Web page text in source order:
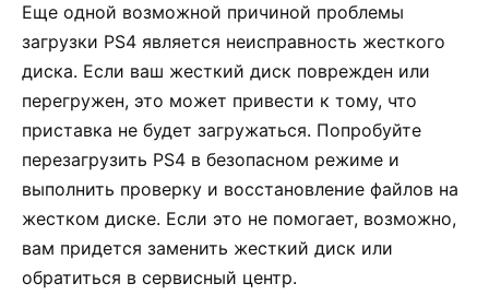
Еще одной возможной причиной проблемы
загрузки PS4 является неисправность жесткого
диска. Если ваш жесткий диск поврежден или
перегружен, это может привести к тому, что
приставка не будет загружаться. Попробуйте
перезагрузить PS4 в безопасном режиме и
выполнить проверку и восстановление файлов на
жестком диске. Если это не помогает, возможно,
вам придется заменить жесткий диск или
обратиться в сервисный центр.